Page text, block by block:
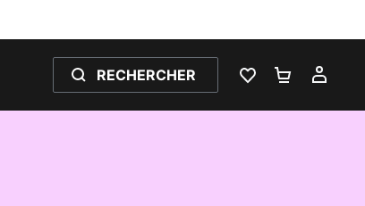
RECHERCHER
LISTE DEPANIER 0